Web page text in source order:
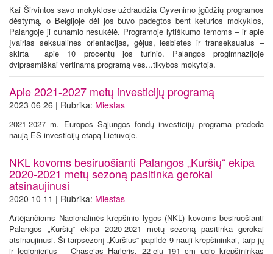
Kai Širvintos savo mokyklose uždraudžia Gyvenimo įgūdžių programos
dėstymą, o Belgijoje dėl jos buvo padegtos bent keturios mokyklos,
Palangoje ji cunamio nesukėlė. Programoje lytiškumo temoms – ir apie
įvairias seksualines orientacijas, gėjus, lesbietes ir transeksualus –
skirta apie 10 procentų jos turinio. Palangos progimnazijoje
dviprasmiškai vertinamą programą ves...tikybos mokytoja.
Apie 2021-2027 metų investicijų programą
2023 06 26 | Rubrika: Miestas
2021-2027 m. Europos Sąjungos fondų investicijų programa pradeda
naują ES investicijų etapą Lietuvoje.
NKL kovoms besiruošianti Palangos „Kuršių“ ekipa
2020-2021 metų sezoną pasitinka gerokai
atsinaujinusi
2020 10 11 | Rubrika: Miestas
Artėjančioms Nacionalinės krepšinio lygos (NKL) kovoms besiruošianti
Palangos „Kuršių“ ekipa 2020-2021 metų sezoną pasitinka gerokai
atsinaujinusi. Ši tarpsezonį „Kuršius“ papildė 9 nauji krepšininkai, tarp jų
ir legionierius – Chase‘as Harleris. 22-ejų 191 cm ūgio krepšininkas